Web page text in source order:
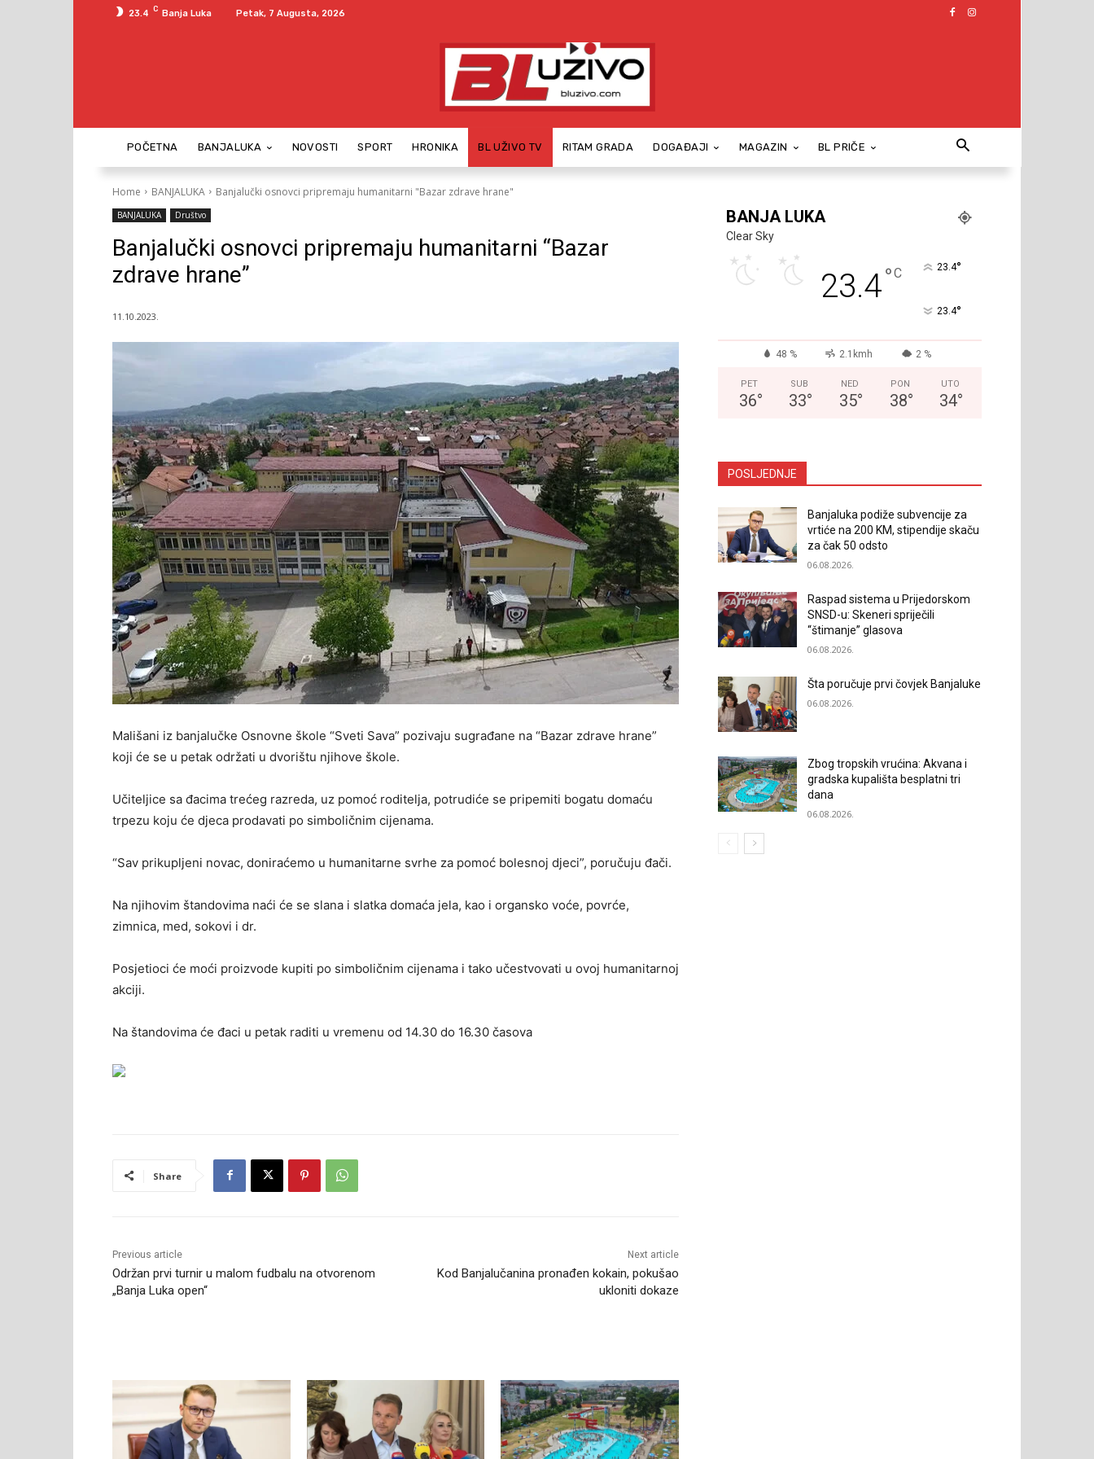
23.4 C Banja Luka Petak, 7 Augusta, 2026
POČETNA BANJALUKA NOVOSTI SPORT HRONIKA BL UŽIVO TV RITAM GRADA DOGAĐAJI MAGAZIN BL PRIČE
Home BANJALUKA Banjalučki osnovci pripremaju humanitarni "Bazar zdrave hrane"
BANJALUKA Društvo
Banjalučki osnovci pripremaju humanitarni “Bazar
zdrave hrane”
11.10.2023.
Mališani iz banjalučke Osnovne škole “Sveti Sava” pozivaju sugrađane na “Bazar zdrave hrane”
koji će se u petak održati u dvorištu njihove škole.
Učiteljice sa đacima trećeg razreda, uz pomoć roditelja, potrudiće se pripemiti bogatu domaću
trpezu koju će djeca prodavati po simboličnim cijenama.
“Sav prikupljeni novac, doniraćemo u humanitarne svrhe za pomoć bolesnoj djeci”, poručuju đači.
Na njihovim štandovima naći će se slana i slatka domaća jela, kao i organsko voće, povrće,
zimnica, med, sokovi i dr.
Posjetioci će moći proizvode kupiti po simboličnim cijenama i tako učestvovati u ovoj humanitarnoj
akciji.
Na štandovima će đaci u petak raditi u vremenu od 14.30 do 16.30 časova
Share
Previous article
Održan prvi turnir u malom fudbalu na otvorenom
„Banja Luka open“
Next article
Kod Banjalučanina pronađen kokain, pokušao
ukloniti dokaze
BANJA LUKA
Clear Sky
23.4°C 23.4°
23.4°
48 % 2.1kmh 2 %
PET
36°
SUB
33°
NED
35°
PON
38°
UTO
34°
POSLJEDNJE
Banjaluka podiže subvencije za
vrtiće na 200 KM, stipendije skaču
za čak 50 odsto
06.08.2026.
Raspad sistema u Prijedorskom
SNSD-u: Skeneri spriječili
“štimanje” glasova
06.08.2026.
Šta poručuje prvi čovjek Banjaluke
06.08.2026.
Zbog tropskih vrućina: Akvana i
gradska kupališta besplatni tri
dana
06.08.2026.